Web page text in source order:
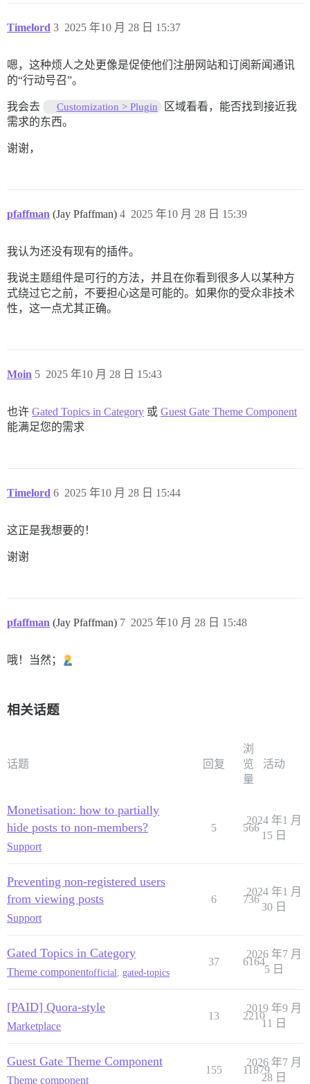
Timelord 2025 年10 月 28 日 15:37
3
嗯，这种烦人之处更像是促使他们注册网站和订阅新闻通讯
的“行动号召”。
我会去 Customization > Plugin
区域看看，能否找到接近我
需求的东西。
谢谢，
pfaffman (Jay Pfaffman) 2025 年10 月 28 日 15:39
4
我认为还没有现有的插件。
我说主题组件是可行的方法，并且在你看到很多人以某种方
式绕过它之前，不要担心这是可能的。如果你的受众非技术
性，这一点尤其正确。
Moin 2025 年10 月 28 日 15:43
5
也许 Gated Topics in Category 或 Guest Gate Theme Component
能满足您的需求
Timelord 2025 年10 月 28 日 15:44
6
这正是我想要的！
谢谢
pfaffman (Jay Pfaffman) 2025 年10 月 28 日 15:48
7
哦！当然；
相关话题
话题 回复
浏
览
量
活动
Monetisation: how to partially
hide posts to non-members?
Support
5 566
2024 年1 月
15 日
Preventing non-registered users
from viewing posts
Support
6 736
2024 年1 月
30 日
Gated Topics in Category
Theme componentofficial gated-topics
37 6164
2026 年7 月
5 日
[PAID] Quora-style
Marketplace
13 2210
2019 年9 月
11 日
Guest Gate Theme Component
Theme component
155 11879
2026 年7 月
28 日